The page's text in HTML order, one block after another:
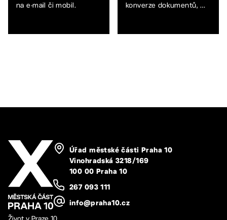
na e-mail či mobil.
konverze dokumentů, …
Úřad městské části Praha 10
Vinohradská 3218/169
100 00 Praha 10
267 093 111
info@praha10.cz
Život v Praze 10